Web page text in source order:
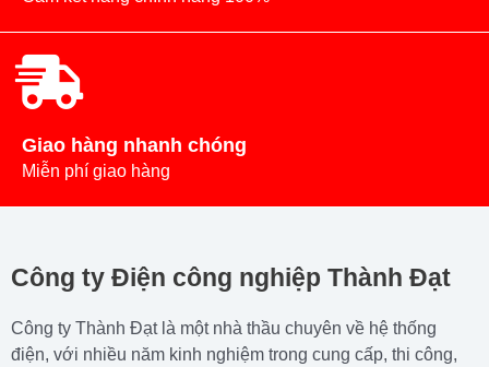
Giao hàng nhanh chóng
Miễn phí giao hàng
Công ty Điện công nghiệp Thành Đạt
Công ty Thành Đạt là một nhà thầu chuyên về hệ thống
điện, với nhiều năm kinh nghiệm trong cung cấp, thi công,